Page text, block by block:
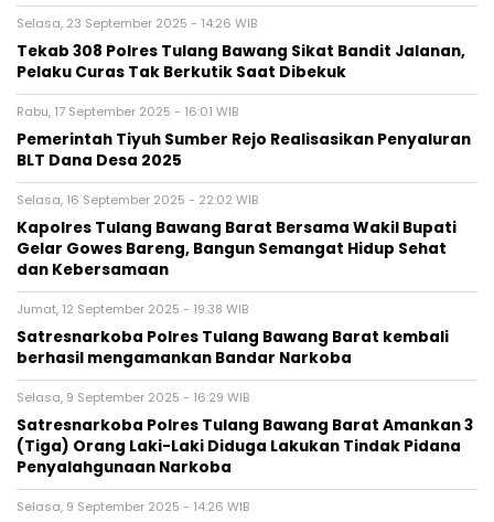
Selasa, 23 September 2025 - 14:26 WIB
Tekab 308 Polres Tulang Bawang Sikat Bandit Jalanan,
Pelaku Curas Tak Berkutik Saat Dibekuk
Rabu, 17 September 2025 - 16:01 WIB
Pemerintah Tiyuh Sumber Rejo Realisasikan Penyaluran
BLT Dana Desa 2025
Selasa, 16 September 2025 - 22:02 WIB
Kapolres Tulang Bawang Barat Bersama Wakil Bupati
Gelar Gowes Bareng, Bangun Semangat Hidup Sehat
dan Kebersamaan
Jumat, 12 September 2025 - 19:38 WIB
Satresnarkoba Polres Tulang Bawang Barat kembali
berhasil mengamankan Bandar Narkoba
Selasa, 9 September 2025 - 16:29 WIB
Satresnarkoba Polres Tulang Bawang Barat Amankan 3
(Tiga) Orang Laki-Laki Diduga Lakukan Tindak Pidana
Penyalahgunaan Narkoba
Selasa, 9 September 2025 - 14:26 WIB